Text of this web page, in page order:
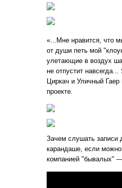
«...Мне нравится, что
от души петь мой
улетающие в воздух
не отпустит
Циркач и Уличный
проекте.
Зачем слушать записи
карандаше, если
компанией "бывалых"